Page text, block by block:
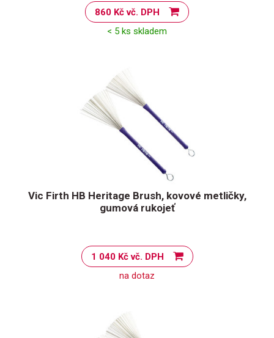
860 Kč vč. DPH
< 5 ks skladem
Vic Firth HB Heritage Brush, kovové metličky,
gumová rukojeť
1 040 Kč vč. DPH
na dotaz